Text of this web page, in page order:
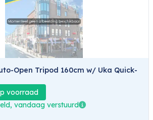
Open Tripod 160cm w/ Uka Quick-
voorraad
vandaag verstuurd